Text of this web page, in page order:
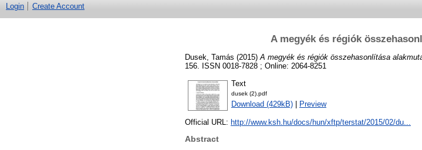
Login Create Account
A megyék és régiók
Dusek, Tamás (2015) A megyék és régiók összehasonlítása
156. ISSN 0018-7828 ; Online: 2064-8251
Text
dusek (2).pdf
Download (429kB) Preview
Official URL: http://www.ksh.hu/docs/hun/xftp/terstat/2015/02/du...
Abstract